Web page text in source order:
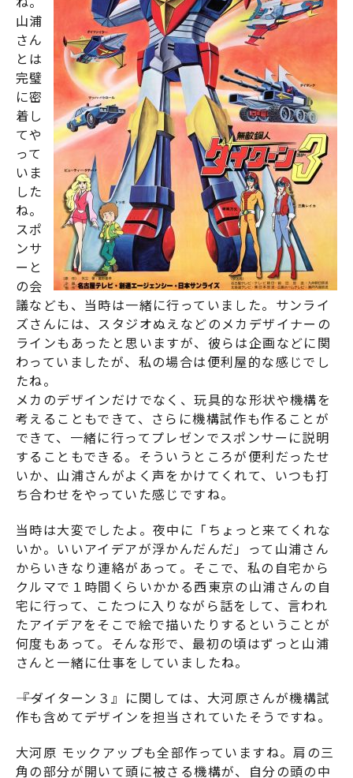
山浦
さん
とは
完璧
に密
着し
てや
って
いま
した
ね。
スポ
ンサ
ーと
の会
議なども、当時は一緒に行っていました。サンライ
ズさんには、スタジオぬえなどのメカデザイナーの
ラインもあったと思いますが、彼らは企画などに関
わっていましたが、私の場合は便利屋的な感じでし
たね。
メカのデザインだけでなく、玩具的な形状や機構を
考えることもできて、さらに機構試作も作ることが
できて、一緒に行ってプレゼンでスポンサーに説明
することもできる。そういうところが便利だったせ
いか、山浦さんがよく声をかけてくれて、いつも打
ち合わせをやっていた感じですね。
当時は大変でしたよ。夜中に「ちょっと来てくれな
いか。いいアイデアが浮かんだんだ」って山浦さん
からいきなり連絡があって。そこで、私の自宅から
クルマで１時間くらいかかる西東京の山浦さんの自
宅に行って、こたつに入りながら話をして、言われ
たアイデアをそこで絵で描いたりするということが
何度もあって。そんな形で、最初の頃はずっと山浦
さんと一緒に仕事をしていましたね。
――『ダイターン３』に関しては、大河原さんが機構試
作も含めてデザインを担当されていたそうですね。
大河原 モックアップも全部作っていますね。肩の三
角の部分が開いて頭に被さる機構が、自分の頭の中